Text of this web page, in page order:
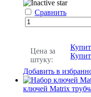
Сравнить
Цена за
штуку:
Добавить в
ключей Matrix